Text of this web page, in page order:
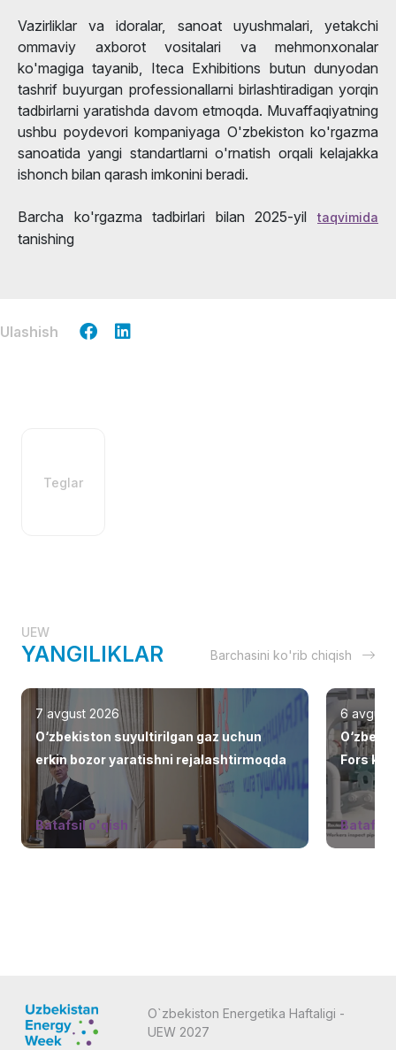
Vazirliklar va idoralar, sanoat uyushmalari, yetakchi
ommaviy axborot vositalari va mehmonxonalar
ko'magiga tayanib, Iteca Exhibitions butun dunyodan
tashrif buyurgan professionallarni birlashtiradigan yorqin
tadbirlarni yaratishda davom etmoqda. Muvaffaqiyatning
ushbu poydevori kompaniyaga O'zbekiston ko'rgazma
sanoatida yangi standartlarni o'rnatish orqali kelajakka
ishonch bilan qarash imkonini beradi.
Barcha ko'rgazma tadbirlari bilan 2025-yil taqvimida
tanishing
Ulashish
Teglar
UEW
YANGILIKLAR Barchasini ko'rib chiqish
7 avgust 2026
O‘zbekiston suyultirilgan gaz uchun
erkin bozor yaratishni rejalashtirmoqda
Batafsil o'qish
6 avgust
Fors
jalb
Batafsil
O`zbekiston Energetika Haftaligi -
UEW 2027